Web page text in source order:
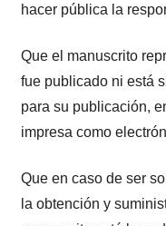
hacer pública la
Que el manuscrito
fue publicado ni está
para su publicación,
impresa como
Que en caso de ser
la obtención y